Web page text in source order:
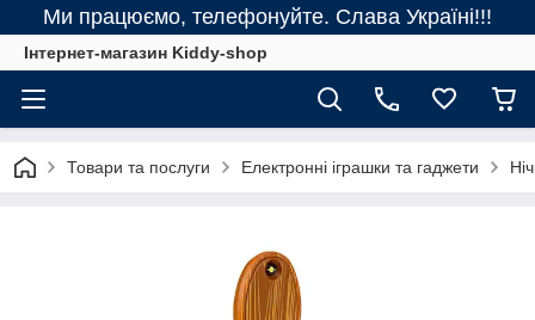
Ми працюємо, телефонуйте. Слава Україні!!!
Інтернет-магазин Kiddy-shop
Товари та послуги Електронні іграшки та гаджети